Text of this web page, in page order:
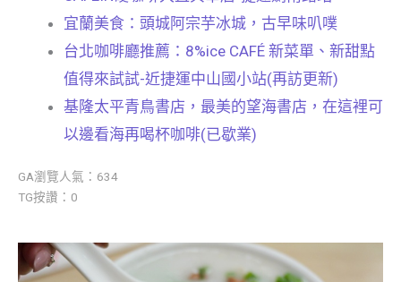
宜蘭美食：頭城阿宗芋冰城，古早味叭噗
台北咖啡廳推薦：8%ice CAFÉ 新菜單、新甜點
值得來試試-近捷運中山國小站(再訪更新)
基隆太平青鳥書店，最美的望海書店，在這裡可
以邊看海再喝杯咖啡(已歇業)
GA瀏覽人氣：634
TG按讚：0